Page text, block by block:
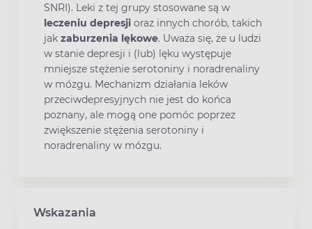
SNRI). Leki z tej grupy stosowane są w
leczeniu depresji oraz innych chorób, takich
jak zaburzenia lękowe. Uważa się, że u ludzi
w stanie depresji i (lub) lęku występuje
mniejsze stężenie serotoniny i noradrenaliny
w mózgu. Mechanizm działania leków
przeciwdepresyjnych nie jest do końca
poznany, ale mogą one pomóc poprzez
zwiększenie stężenia serotoniny i
noradrenaliny w mózgu.
Wskazania